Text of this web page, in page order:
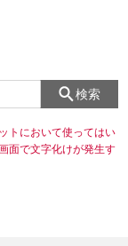
検索
トにおいて使ってはい
面で文字化けが発生す